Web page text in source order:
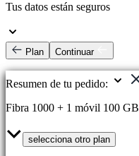
Tus datos están seguros
Plan Continuar
Resumen de tu pedido:
Fibra 1000 + 1 móvil 100 GB
selecciona otro plan